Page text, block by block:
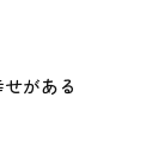
がある